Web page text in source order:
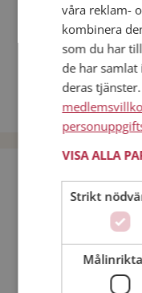
Fler singlar
Andra singlar från
Dejta män i Sverige
Dejta kvinnor i Sverige
Bli
Min ålder:
våra reklam-
kombinera
som du har
de har
deras
VISA ALLA
Strikt